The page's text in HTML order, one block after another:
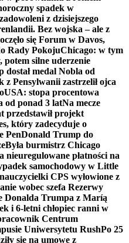
spadek w
z dzisiejszego
Bez wojska – ale z
się Forum w Davos,
Rady PokojuChicago: w tym
silne uderzenie
dostał medal Nobla od
z Pensylwanii zastrzelił ojca
USA: stopa procentowa
od ponad 3 latNa mecze
przedstawił projekt
który zadecyduje o
PenDonald Trump do
Była burmistrz Chicago
płatności na
samochodowy w Little
CPS wyłowione z
wobec szefa Rezerwy
Donalda Trumpa z Maríą
i 6-letni chłopiec ranni w
Centrum
Uniwersytetu RushPo 25
się na umowę z